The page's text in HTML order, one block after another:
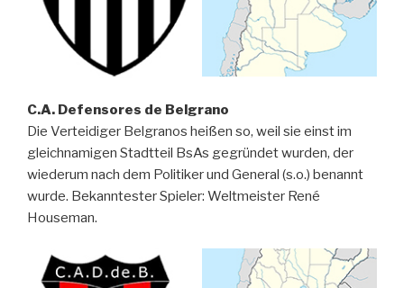
C.A. Defensores de Belgrano
Die Verteidiger Belgranos heißen so, weil sie einst im
gleichnamigen Stadtteil BsAs gegründet wurden, der
wiederum nach dem Politiker und General (s.o.) benannt
wurde. Bekanntester Spieler: Weltmeister René
Houseman.